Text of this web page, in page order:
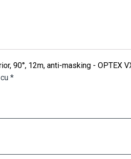
90°, 12m, anti-masking - OPTEX
*